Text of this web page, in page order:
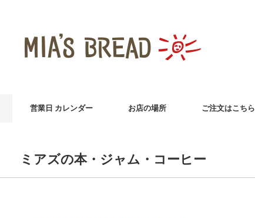
営業日 カレンダー お店の場所 ご注文はこちら
ミアズの本・ジャム・コーヒー